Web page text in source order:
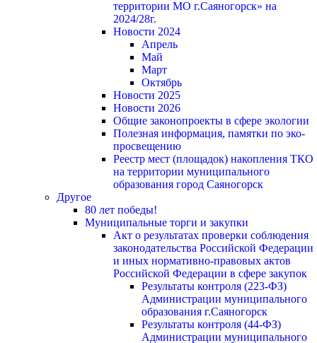
территории МО г.Саяногорск» на
2024/28г.
Новости 2024
Апрель
Май
Март
Октябрь
Новости 2025
Новости 2026
Общие законопроекты в сфере экологии
Полезная информация, памятки по эко-
просвещению
Реестр мест (площадок) накопления ТКО
на территории муниципального
образования город Саяногорск
Другое
80 лет победы!
Муниципальные торги и закупки
Акт о результатах проверки соблюдения
законодательства Российской Федерации
и иных нормативно-правовых актов
Российской Федерации в сфере закупок
Результаты контроля (223-ФЗ)
Администрации муниципального
образования г.Саяногорск
Результаты контроля (44-ФЗ)
Администрации муниципального